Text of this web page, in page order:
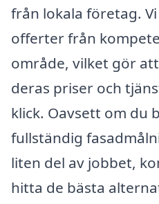
från lokala företag.
offerter från
område, vilket gör
deras priser och
klick. Oavsett om du
fullständig
liten del av jobbet,
hitta de bästa